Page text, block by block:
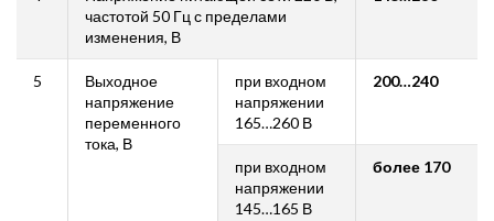
частотой 50 Гц с пределами
изменения, В
5
Выходное
напряжение
переменного
тока, В
при входном
напряжении
165…260 В
200…240
при входном
напряжении
145…165 В
более 170